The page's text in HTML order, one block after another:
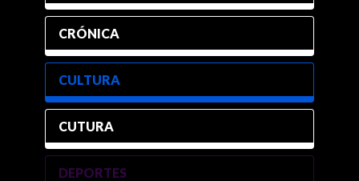
CRÓNICA
CULTURA
CUTURA
DEPORTES